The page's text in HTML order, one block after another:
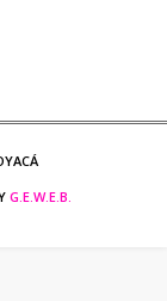
G.E.W.E.B.